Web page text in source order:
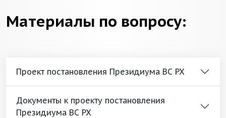
Материалы по вопросу:
Проект постановления Президиума ВС РХ
Документы к проекту постановления
Президиума ВС РХ